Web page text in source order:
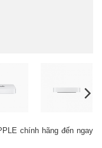
chính hãng đến ngay